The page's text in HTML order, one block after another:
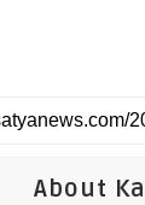
About